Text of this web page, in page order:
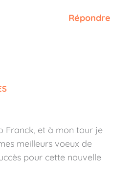
Répondre
Franck, et à mon tour je
meilleurs voeux de
pour cette nouvelle